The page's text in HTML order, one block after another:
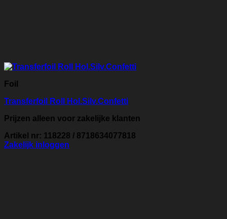
Foil
Transferfoil Roll Hol.Silv.Confetti
Prijzen alleen voor zakelijke klanten
Artikel nr: 118228 / 8718634077818
Zakelijk inloggen